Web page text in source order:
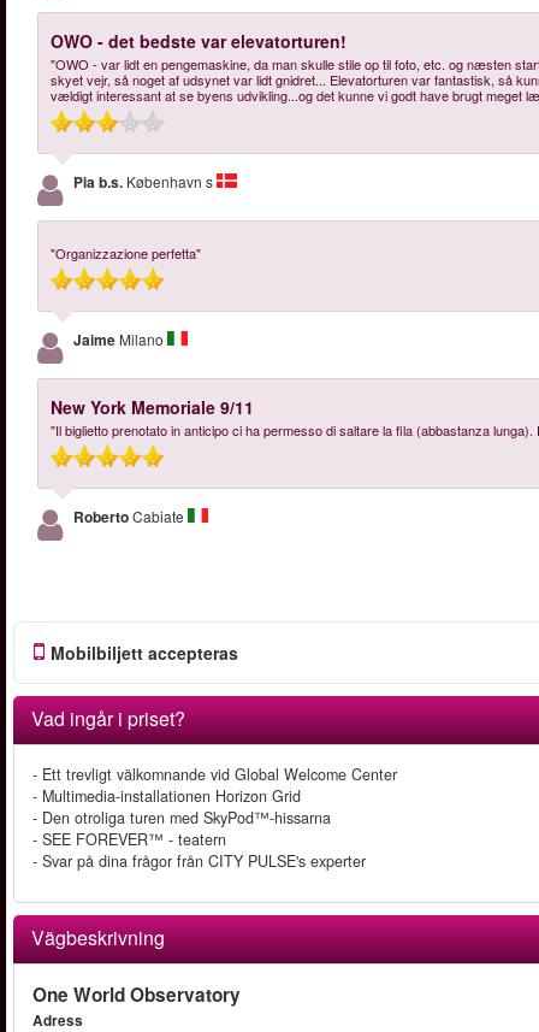
OWO - det bedste var elevatorturen!
"OWO - var lidt en pengemaskine, da man skulle stile op til foto, etc. og næsten
skyet vejr, så noget af udsynet var lidt gnidret... Elevatorturen var fantastisk, så
vældigt interessant at se byens udvikling...og det kunne vi godt have brugt meget
Pia b.s. København s
"Organizzazione perfetta"
Jaime Milano
New York Memoriale 9/11
"Il biglietto prenotato in anticipo ci ha permesso di saltare la fila (abbastanza
RobertoCabiate
Mobilbiljett accepteras
Vad ingår i priset?
- Ett trevligt välkomnande vid Global Welcome Center
- Multimedia-installationen Horizon Grid
- Den otroliga turen med SkyPod™-hissarna
- SEE FOREVER™ - teatern
- Svar på dina frågor från CITY PULSE's experter
Vägbeskrivning
One World Observatory
Adress